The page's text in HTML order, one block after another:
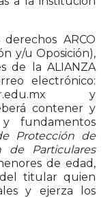
ARCO
y/u Oposición),
de la ALIANZA
electrónico:
y
contener y
fundamentos
Protección de
de Particulares
de edad,
titular quien
y ejerza los